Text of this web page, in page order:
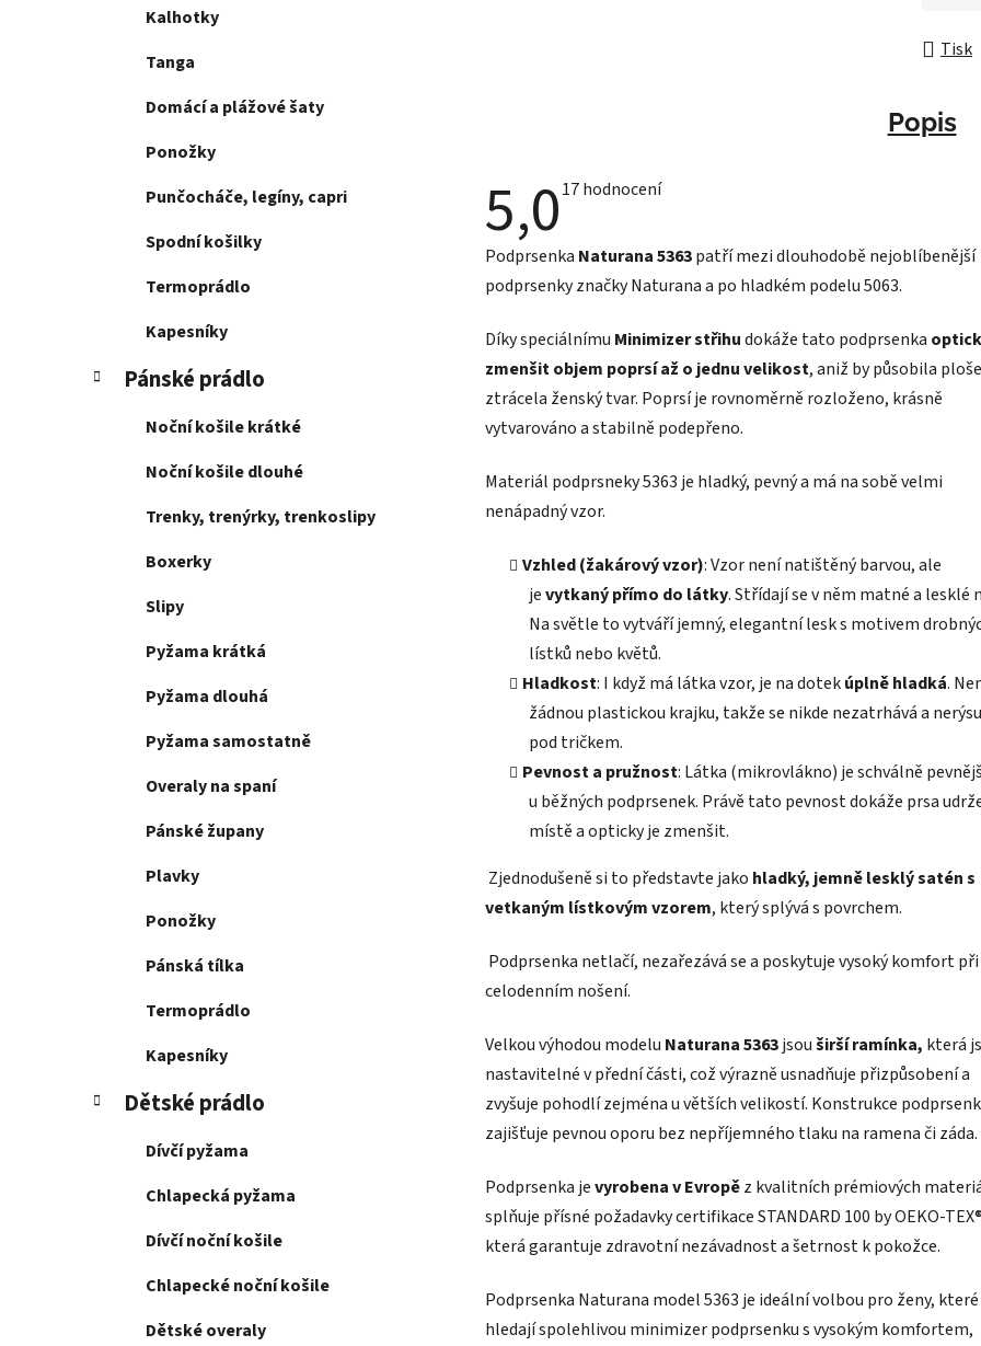
Kalhotky
Tanga
Domácí a plážové šaty
Ponožky
Punčocháče, legíny, capri
Spodní košilky
Termoprádlo
Kapesníky
Pánské prádlo
Noční košile krátké
Noční košile dlouhé
Trenky, trenýrky, trenkoslipy
Boxerky
Slipy
Pyžama krátká
Pyžama dlouhá
Pyžama samostatně
Overaly na spaní
Pánské župany
Plavky
Ponožky
Pánská tílka
Termoprádlo
Kapesníky
Dětské prádlo
Dívčí pyžama
Chlapecká pyžama
Dívčí noční košile
Chlapecké noční košile
Dětské overaly
Tisk
Popis
5,0Průměrné
5,0
5
17 hodnocení
Podprsenka Naturana 5363patří mezi dlouhodobě nejoblíbenější
podprsenky značky Naturana a po hladkém podelu 5063.
Díky speciálnímu Minimizer střihudokáže tato podprsenka
zmenšit objem poprsí až o jednu velikost, aniž by působila
ztrácela ženský tvar. Poprsí je rovnoměrně rozloženo, krásně
vytvarováno a stabilně podepřeno.
Materiál podprsneky 5363 je hladký, pevný a má na sobě velmi
nenápadný vzor.
Vzhled (žakárový vzor): Vzor není natištěný barvou, ale
jevytkaný přímo do látky. Střídají se v něm matné a lesklé
Na světle to vytváří jemný, elegantní lesk s motivem
lístků nebo květů.
Hladkost: I když má látka vzor, je na dotekúplně hladká.
žádnou plastickou krajku, takže se nikde nezatrhává a
pod tričkem.
Pevnost a pružnost: Látka (mikrovlákno) je schválně
u běžných podprsenek. Právě tato pevnost dokáže prsa
místě a opticky je zmenšit.
Zjednodušeně si to představte jako hladký, jemně lesklý satén s
vetkaným lístkovým vzorem, který splývá s povrchem.
Podprsenka netlačí, nezařezává se a poskytuje vysoký komfort při
celodenním nošení.
Velkou výhodou modelu Naturana 5363jsouširší ramínka, která
nastavitelné v přední části, což výrazně usnadňuje přizpůsobení a
zvyšuje pohodlí zejména u větších velikostí. Konstrukce
zajišťuje pevnou oporu bez nepříjemného tlaku na ramena či záda.
Podprsenka jevyrobena v Evropěz kvalitních prémiových
splňuje přísné požadavky certifikaceSTANDARD 100 by OEKO-
která garantuje zdravotní nezávadnost a šetrnost k pokožce.
Podprsenka Naturana model 5363 je ideální volbou pro ženy, které
hledajíspolehlivou minimizer podprsenku s vysokým komfortem,